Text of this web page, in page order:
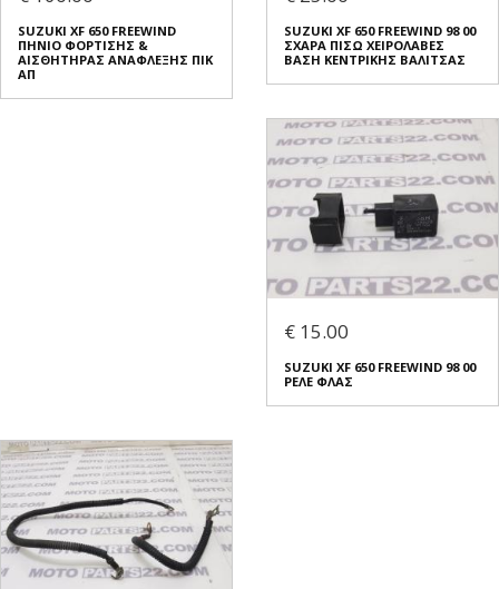
SUZUKI XF 650 FREEWIND
ΠΗΝΙΟ ΦΟΡΤΙΣΗΣ &
ΑΙΣΘΗΤΗΡΑΣ ΑΝΑΦΛΕΞΗΣ ΠΙΚ
ΑΠ
SUZUKI XF 650 FREEWIND 98 00
ΣΧΑΡΑ ΠΙΣΩ ΧΕΙΡΟΛΑΒΕΣ
ΒΑΣΗ ΚΕΝΤΡΙΚΗΣ ΒΑΛΙΤΣΑΣ
€ 15.00
SUZUKI XF 650 FREEWIND 98 00
ΡΕΛΕ ΦΛΑΣ